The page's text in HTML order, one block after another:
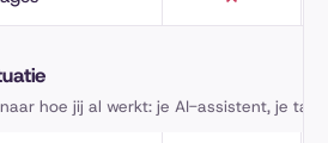
hoe jij al werkt: je AI-assistent, je taal.